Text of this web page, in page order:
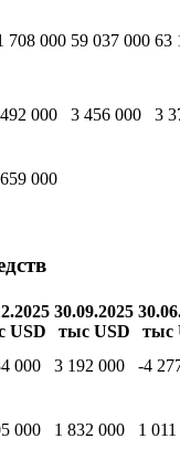
708 000 59 037 000 63
000 3 456 000 3
000
USD
30.09.2025
тыс USD
тыс
000 3 192 000
-4
000 1 832 000 1